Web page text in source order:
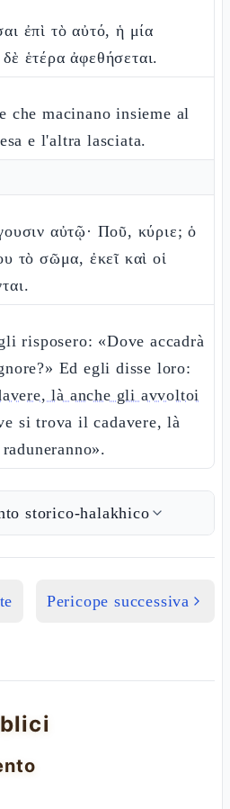
ἐπὶ τὸ αὐτό, ἡ μία
ἑτέρα ἀφεθήσεται.
che macinano insieme al
e l'altra lasciata.
αὐτῷ· Ποῦ, κύριε; ὁ
τὸ σῶμα, ἐκεῖ καὶ οἱ
risposero: «Dove accadrà
Ed egli disse loro:
là anche gli avvoltoi
si trova il cadavere, là
storico-halakhico
Pericope successiva